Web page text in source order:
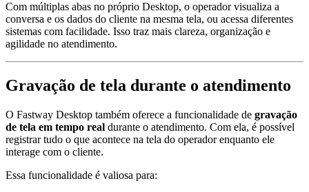
Com múltiplas abas no próprio Desktop, o operador visualiza a
conversa e os dados do cliente na mesma tela, ou acessa diferentes
sistemas com facilidade. Isso traz mais clareza, organização e
agilidade no atendimento.
Gravação de tela durante o atendimento
O Fastway Desktop também oferece a funcionalidade de gravação
de tela em tempo real durante o atendimento. Com ela, é possível
registrar tudo o que acontece na tela do operador enquanto ele
interage com o cliente.
Essa funcionalidade é valiosa para: